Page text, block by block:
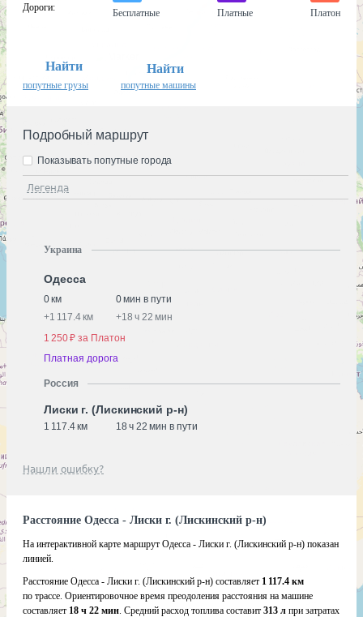
Дороги:
Бесплатные Платные Платон
Найти
попутные грузы
Найти
попутные машины
Подробный маршрут
Легенда
Показывать попутные города
Украина
Одесса
0 км
0 мин в пути
+1 117.4 км +18 ч 22 мин
1 250 ₽ за Платон
Платная дорога
Россия
Лиски г. (Лискинский р-н)
1 117.4 км 18 ч 22 мин в пути
Нашли ошибку?
Расстояние Одесса - Лиски г. (Лискинский р-н)
На интерактивной карте маршрут Одесса - Лиски г. (Лискинский р-н) показан
линией.
Расстояние Одесса - Лиски г. (Лискинский р-н) составляет 1 117.4 км
по трассе. Ориентировочное время преодоления расстояния на машине
составляет 18 ч 22 мин. Средний расход топлива составит 313 л при затратах